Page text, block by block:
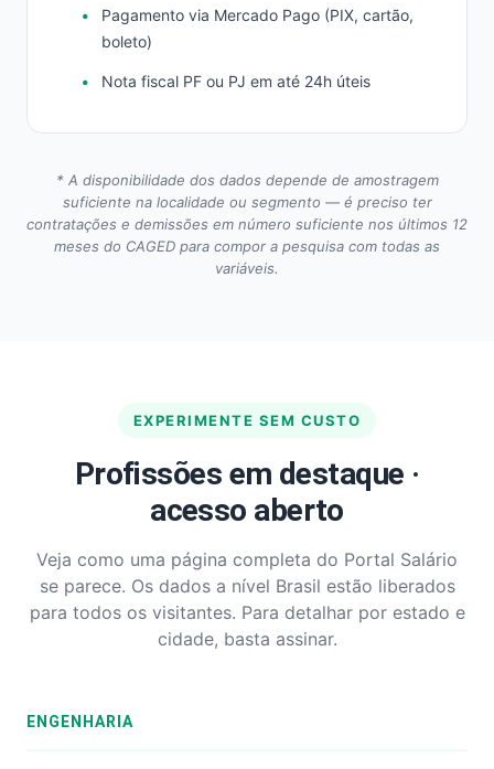
Pagamento via Mercado Pago (PIX, cartão,
boleto)
Nota fiscal PF ou PJ em até 24h úteis
* A disponibilidade dos dados depende de amostragem
suficiente na localidade ou segmento — é preciso ter
contratações e demissões em número suficiente nos últimos 12
meses do CAGED para compor a pesquisa com todas as
variáveis.
EXPERIMENTE SEM CUSTO
Profissões em destaque ·
acesso aberto
Veja como uma página completa do Portal Salário
se parece. Os dados a nível Brasil estão liberados
para todos os visitantes. Para detalhar por estado e
cidade, basta assinar.
ENGENHARIA